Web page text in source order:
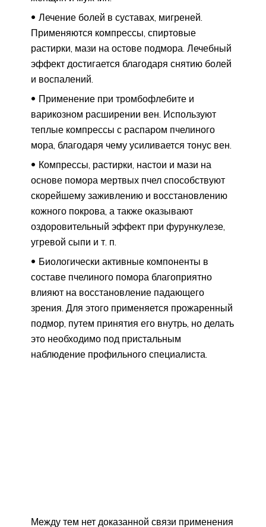
Лечение болей в суставах, мигреней.
Применяются компрессы, спиртовые
растирки, мази на остове подмора. Лечебный
эффект достигается благодаря снятию болей
и воспалений.
Применение при тромбофлебите и
варикозном расширении вен. Используют
теплые компрессы с распаром пчелиного
мора, благодаря чему усиливается тонус вен.
Компрессы, растирки, настои и мази на
основе помора мертвых пчел способствуют
скорейшему заживлению и восстановлению
кожного покрова, а также оказывают
оздоровительный эффект при фурункулезе,
угревой сыпи и т. п.
Биологически активные компоненты в
составе пчелиного помора благоприятно
влияют на восстановление падающего
зрения. Для этого применяется прожаренный
подмор, путем принятия его внутрь, но делать
это необходимо под пристальным
наблюдение профильного специалиста.
Между тем нет доказанной связи применения